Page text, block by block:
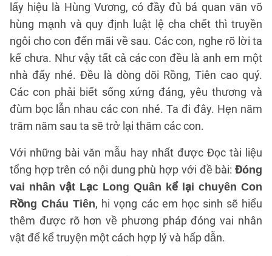
lấy hiệu là Hùng Vương, có đầy đủ bá quan văn võ
hùng mạnh và quy định luật lệ cha chết thì truyền
ngôi cho con đến mãi về sau. Các con, nghe rõ lời ta
kể chưa. Như vậy tất cả các con đều là anh em một
nhà đấy nhé. Đều là dòng dõi Rồng, Tiên cao quý.
Các con phải biết sống xứng đáng, yêu thương và
đùm bọc lẫn nhau các con nhé. Ta đi đây. Hẹn năm
trăm năm sau ta sẽ trở lại thăm các con.
Với những bài văn mẫu hay nhất được Đọc tài liệu
tổng hợp trên có nội dung phù hợp với đề bài: Đóng
vai nhân vật Lạc Long Quân kể lại chuyên Con
Rồng Cháu Tiên, hi vọng các em học sinh sẽ hiểu
thêm được rõ hơn về phương pháp đóng vai nhân
vật để kể truyện một cách hợp lý và hấp dẫn.